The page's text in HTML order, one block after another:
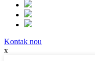
Kontak nou
x